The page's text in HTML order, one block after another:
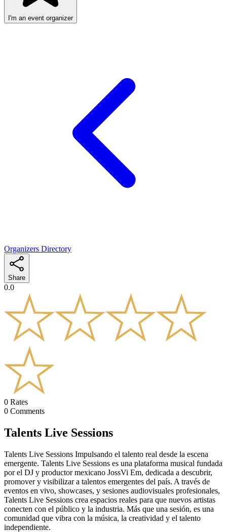
I'm an event organizer
Organizers Directory
Share
0.0
0 Rates
0 Comments
Talents Live Sessions
Talents Live Sessions Impulsando el talento real desde la escena
emergente. Talents Live Sessions es una plataforma musical fundada
por el DJ y productor mexicano JossVi Em, dedicada a descubrir,
promover y visibilizar a talentos emergentes del país. A través de
eventos en vivo, showcases, y sesiones audiovisuales profesionales,
Talents Live Sessions crea espacios reales para que nuevos artistas
conecten con el público y la industria. Más que una sesión, es una
comunidad que vibra con la música, la creatividad y el talento
independiente.